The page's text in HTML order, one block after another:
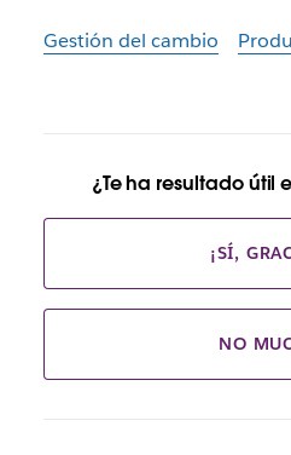
Gestión del cambio
¿Te ha resultado útil
¡SÍ,
NO